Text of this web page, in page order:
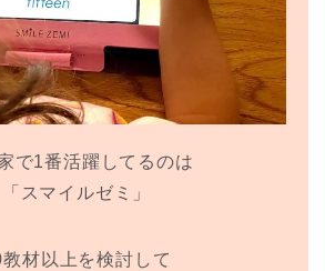
で1番活躍してるのは
「スマイルゼミ」
教材以上を検討して